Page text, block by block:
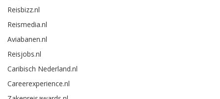
Reisbizz.nl
Reismedia.nl
Aviabanen.nl
Reisjobs.nl
Caribisch Nederland.nl
Careerexperience.nl